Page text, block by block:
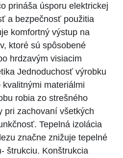
prináša úsporu elektrickej
a bezpečnosť použitia
komfortný výstup na
ktoré sú spôsobené
hrdzavým visiacim
Jednoduchosť výrobku
materiálmi
robia zo strešného
pri zachovaní všetkých
Tepelná izolácia
značne znižuje tepelné
štrukciu. Konštrukcia